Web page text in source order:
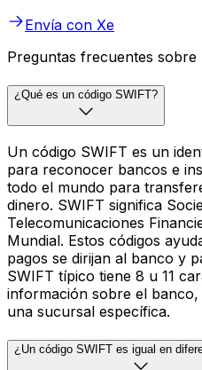
Envía con Xe
Preguntas frecuentes sobre
¿Qué es un código SWIFT?
Un código SWIFT es un
para reconocer bancos e
todo el mundo para
dinero. SWIFT significa
Telecomunicaciones
Mundial. Estos códigos
pagos se dirijan al banco y
SWIFT típico tiene 8 u 11
información sobre el
una sucursal específica.
¿Un código SWIFT es igual en